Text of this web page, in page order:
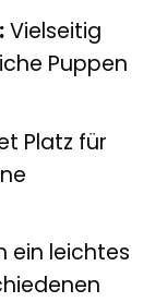
Vielseitig
Puppen
Platz für
ein leichtes